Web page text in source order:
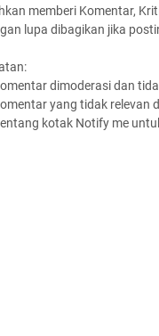
memberi Komentar,
lupa dibagikan jika
dimoderasi dan
yang tidak relevan
kotak Notify me